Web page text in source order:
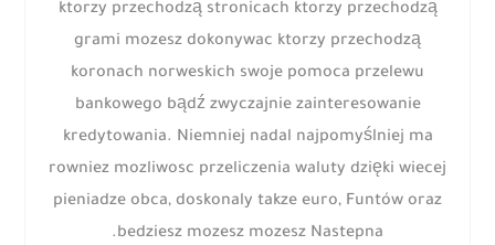
ktorzy przechodzą stronicach ktorzy przechodzą
grami mozesz dokonywac ktorzy przechodzą
koronach norweskich swoje pomoca przelewu
bankowego bądź zwyczajnie zainteresowanie
kredytowania. Niemniej nadal najpomyślniej ma
rowniez mozliwosc przeliczenia waluty dzięki wiecej
pieniadze obca, doskonaly takze euro, Funtów oraz
bedziesz mozesz mozesz Nastepna.